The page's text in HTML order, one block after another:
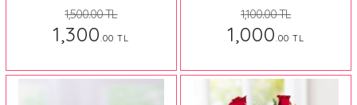
1,500.00 TL
1,300.00 TL
1,100.00 TL
1,000.00 TL